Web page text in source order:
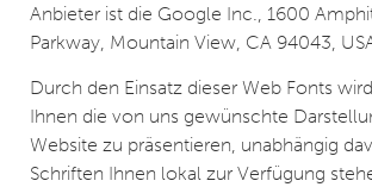
Anbieter ist die Google Inc., 1600
Parkway, Mountain View, CA 94043,
Durch den Einsatz dieser Web Fonts
Ihnen die von uns gewünschte
Website zu präsentieren, unabhängig
Schriften Ihnen lokal zur Verfügung